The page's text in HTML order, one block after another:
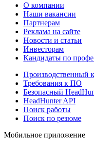
О компании
Наши вакансии
Партнерам
Реклама на сайте
Новости и статьи
Инвесторам
Кандидаты по
Производственный
Требования к ПО
Безопасный
HeadHunter API
Поиск работы
Поиск по резюме
Мобильное приложение